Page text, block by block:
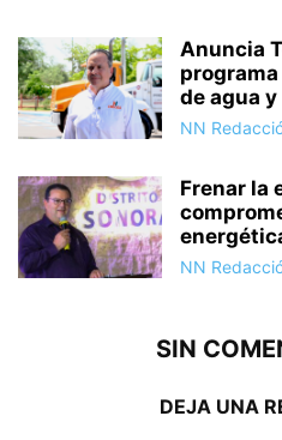
Anuncia
de agua
NN
Frenar la
NN
SIN
DEJA UNA